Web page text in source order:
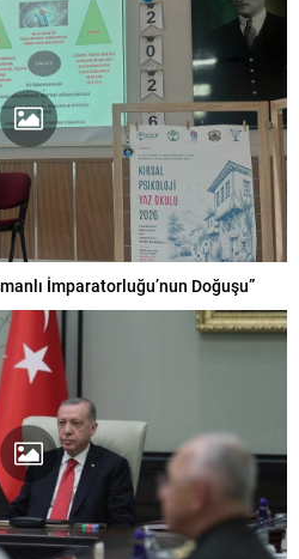
İmparatorluğu’nun Doğuşu”